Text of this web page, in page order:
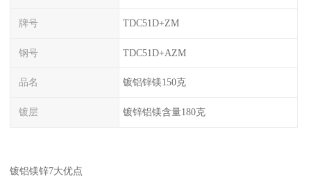
牌号 TDC51D+ZM
钢号 TDC51D+AZM
品名 镀铝锌镁150克
镀层 镀锌铝镁含量180克
镀铝镁锌7大优点